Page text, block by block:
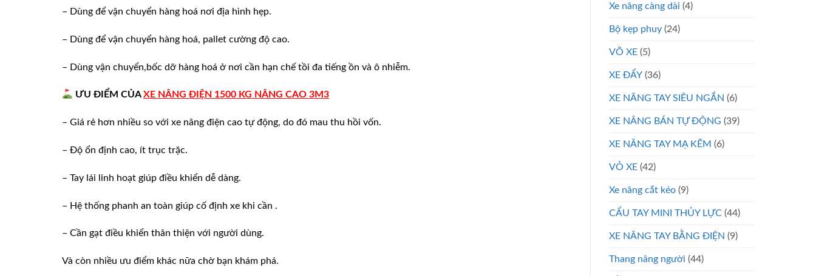
– Dùng để vận chuyển hàng hoá nơi địa hình hẹp.
– Dùng để vận chuyển hàng hoá, pallet cường độ cao.
– Dùng vận chuyển,bốc dỡ hàng hoá ở nơi cần hạn chế tồi đa tiếng ồn và ô nhiễm.
ƯU ĐIỂM CỦAXE NÂNG ĐIỆN 1500 KG NÂNG CAO 3M3
– Giá rẻ hơn nhiều so với xe nâng điện cao tự động, do đó mau thu hồi vốn.
– Độ ổn định cao, ít trục trặc.
– Tay lái linh hoạt giúp điều khiển dễ dàng.
– Hệ thống phanh an toàn giúp cố định xe khi cần .
– Cần gạt điều khiển thân thiện với người dùng.
Và còn nhiều ưu điểm khác nữa chờ bạn khám phá.
Xe nâng càng dài (4)
Bộ kẹp phuy (24)
VÕ XE (5)
XE ĐẨY (36)
XE NÂNG TAY SIÊU NGẮN (6)
XE NÂNG BÁN TỰ ĐỘNG (39)
XE NÂNG TAY MẠ KẼM (6)
VỎ XE (42)
Xe nâng cắt kéo (9)
CẨU TAY MINI THỦY LỰC (44)
XE NÂNG TAY BẰNG ĐIỆN (9)
Thang nâng người (44)